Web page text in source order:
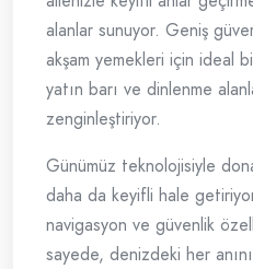
alanlar sunuyor. Geniş
akşam yemekleri için ideal
yatın barı ve dinlenme
zenginleştiriyor.
Günümüz teknolojisiyle
daha da keyifli hale
navigasyon ve güvenlik
sayede, denizdeki her